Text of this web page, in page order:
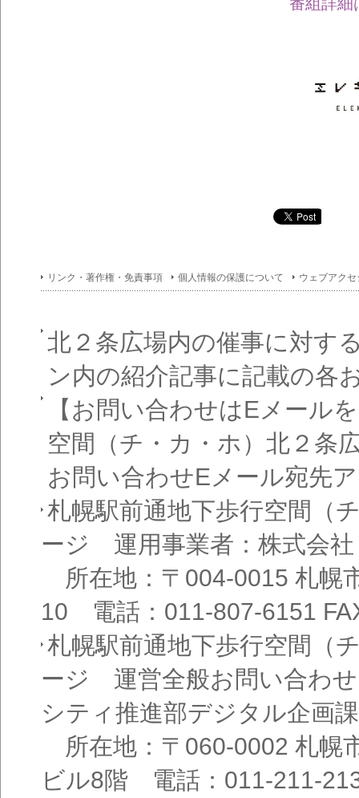
番組詳細
リンク・著作権・免責事項 個人情報の保護について ウェブアク
北２条広場内の催事に対す
ン内の紹介記事に記載の各
【お問い合わせはEメール
空間（チ・カ・ホ）北２条
お問い合わせEメール宛先
札幌駅前通地下歩行空間（
ージ 運用事業者：株式会
所在地：〒004-0015 札幌
10 電話：011-807-6151
札幌駅前通地下歩行空間（
ージ 運営全般お問い合わ
シティ推進部デジタル企画課
所在地：〒060-0002 札幌
ビル8階 電話：011-211-